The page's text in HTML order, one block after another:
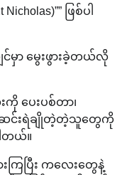
ဖြစ်ပါ
မှာ မွေးဖွားခဲ့တယ်လို
ပေးပစ်တာ၊
ဆင်းရဲချိုတဲ့တဲ့သူတွေကို
တယ်။
ြပြီး ကလေးတွေနဲ့